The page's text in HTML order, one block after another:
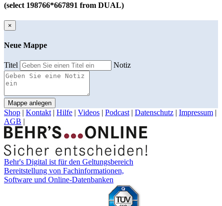
(select 198766*667891 from DUAL)
×
Neue Mappe
Titel Notiz
Mappe anlegen
Shop | Kontakt | Hilfe | Videos | Podcast | Datenschutz | Impressum |
AGB |
Behr's Digital ist für den Geltungsbereich
Bereitstellung von Fachinformationen,
Software und Online-Datenbanken